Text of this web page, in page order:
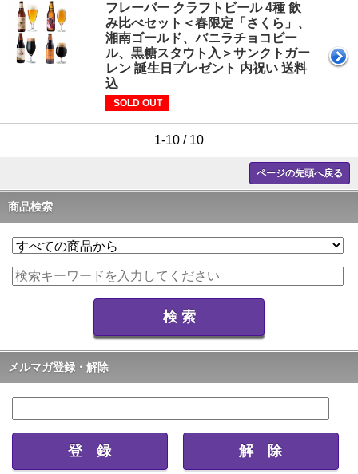
フレーバー クラフトビール 4種 飲
み比べセット＜春限定「さくら」、
湘南ゴールド、バニラチョコビー
ル、黒糖スタウト入＞サンクトガー
レン 誕生日プレゼント 内祝い 送料
込
SOLD OUT
1-10 / 10
ページの先頭へ戻る
商品検索
メルマガ登録・解除